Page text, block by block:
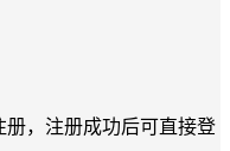
，注册成功后可直接登